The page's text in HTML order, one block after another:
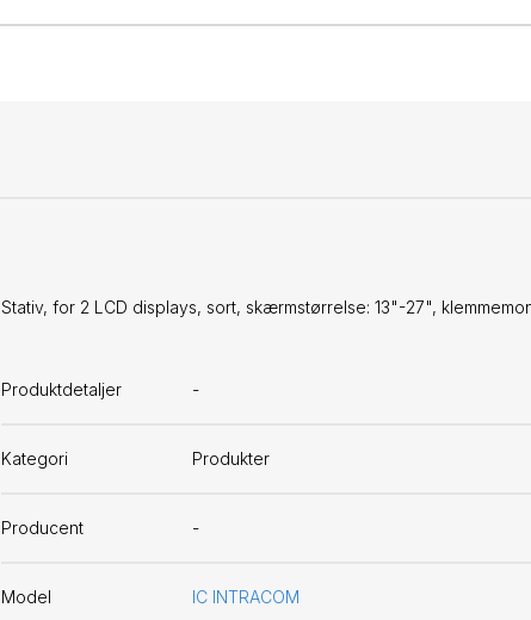
Stativ, for 2 LCD displays, sort, skærmstørrelse: 13"-27",
Produktdetaljer -
Kategori Produkter
Producent -
Model IC INTRACOM